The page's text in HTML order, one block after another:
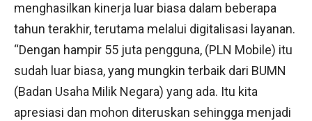
menghasilkan kinerja luar biasa dalam beberapa
tahun terakhir, terutama melalui digitalisasi layanan.
“Dengan hampir 55 juta pengguna, (PLN Mobile) itu
sudah luar biasa, yang mungkin terbaik dari BUMN
(Badan Usaha Milik Negara) yang ada. Itu kita
apresiasi dan mohon diteruskan sehingga menjadi